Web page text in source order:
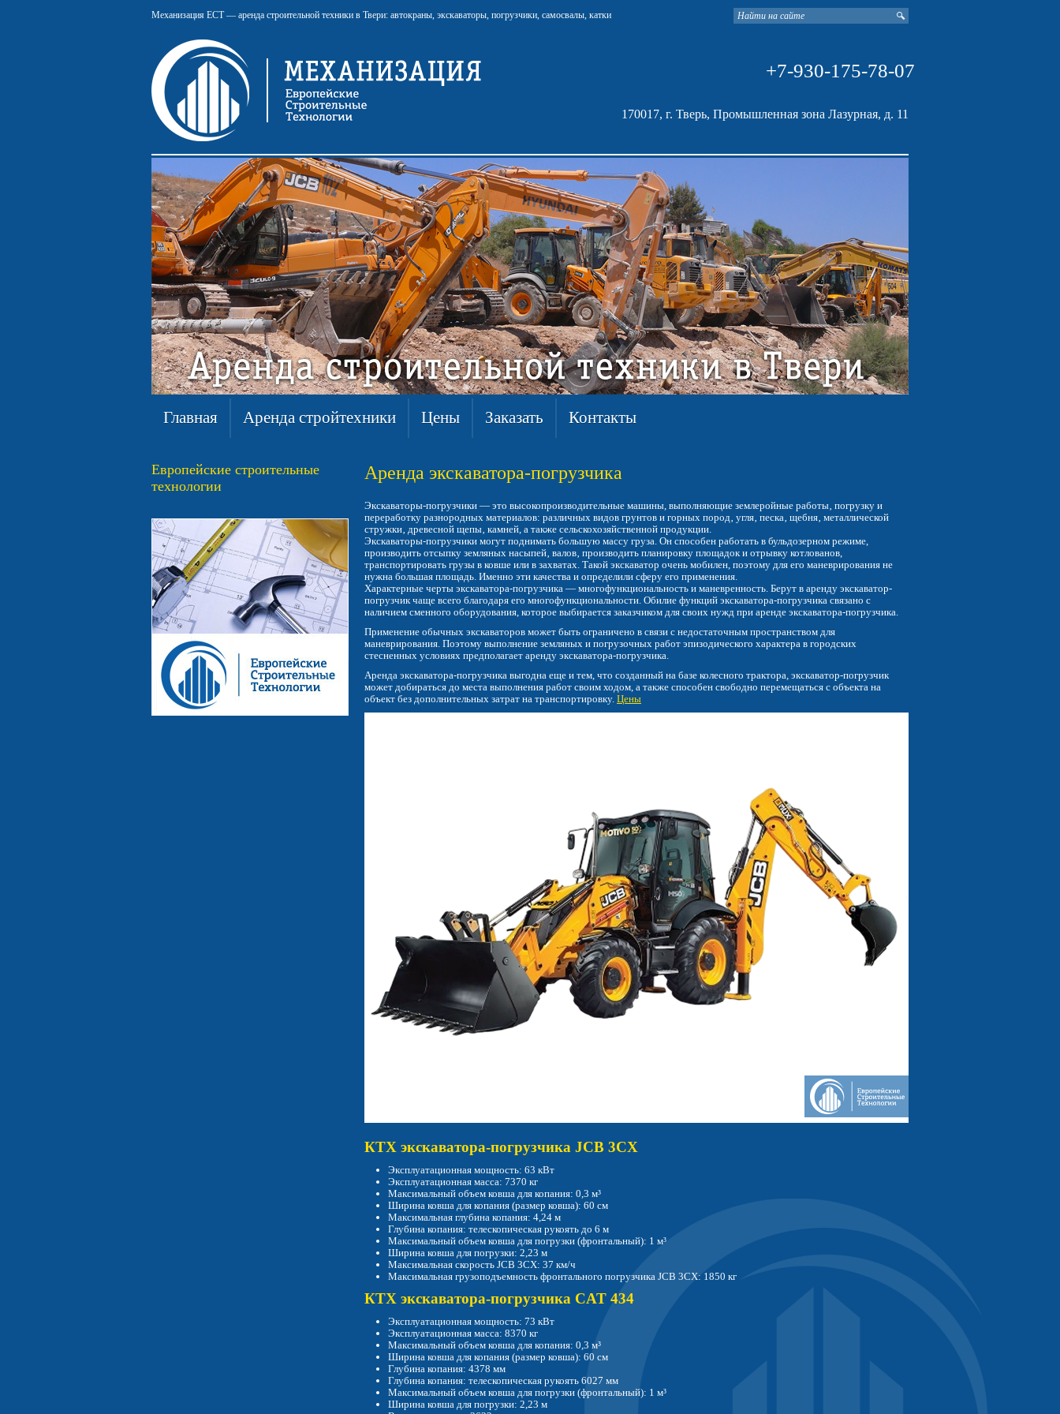
Механизация ЕСТ — аренда строительной техники в Твери: автокраны, экскаваторы, погрузчики, самосвалы, катки
+7-930-175-78-07
170017, г. Тверь, Промышленная зона Лазурная, д. 11
Главная
Главная Аренда стройтехники
Аренда стройтехники Цены
Цены Заказать
Заказать Контакты
Контакты
Европейские строительные
технологии
Аренда экскаватора-погрузчика
Экскаваторы-погрузчики — это высокопроизводительные машины, выполняющие землеройные работы‚ погрузку и
переработку разнородных материалов: различных видов грунтов и горных пород‚ угля‚ песка‚ щебня‚ металлической
стружки‚ древесной щепы‚ камней, а также сельскохозяйственной продукции.
Экскаваторы-погрузчики могут поднимать большую массу груза. Он способен работать в бульдозерном режиме,
производить отсыпку земляных насыпей‚ валов‚ производить планировку площадок и отрывку котлованов,
транспортировать грузы в ковше или в захватах. Такой экскаватор очень мобилен, поэтому для его маневрирования не
нужна большая площадь. Именно эти качества и определили сферу его применения.
Характерные черты экскаватора-погрузчика — многофункциональность и маневренность. Берут в аренду экскаватор-
погрузчик чаще всего благодаря его многофункциональности. Обилие функций экскаватора-погрузчика связано с
наличием сменного оборудования, которое выбирается заказчиком для своих нужд при аренде экскаватора-погрузчика.
Применение обычных экскаваторов может быть ограничено в связи с недостаточным пространством для
маневрирования. Поэтому выполнение земляных и погрузочных работ эпизодического характера в городских
стесненных условиях предполагает аренду экскаватора-погрузчика.
Аренда экскаватора-погрузчика выгодна еще и тем, что созданный на базе колесного трактора, экскаватор-погрузчик
может добираться до места выполнения работ своим ходом, а также способен свободно перемещаться с объекта на
объект без дополнительных затрат на транспортировку. Цены
КТХ экскаватора-погрузчика JCB 3CX
Эксплуатационная мощность: 63 кВт
Эксплуатационная масса: 7370 кг
Максимальный объем ковша для копания: 0,3 м³
Ширина ковша для копания (размер ковша): 60 см
Максимальная глубина копания: 4,24 м
Глубина копания: телескопическая рукоять до 6 м
Максимальный объем ковша для погрузки (фронтальный): 1 м³
Ширина ковша для погрузки: 2,23 м
Максимальная скорость JCB 3СХ: 37 км/ч
Максимальная грузоподъемность фронтального погрузчика JCB 3СХ: 1850 кг
КТХ экскаватора-погрузчика CAT 434
Эксплуатационная мощность: 73 кВт
Эксплуатационная масса: 8370 кг
Максимальный объем ковша для копания: 0,3 м³
Ширина ковша для копания (размер ковша): 60 см
Глубина копания: 4378 мм
Глубина копания: телескопическая рукоять 6027 мм
Максимальный объем ковша для погрузки (фронтальный): 1 м³
Ширина ковша для погрузки: 2,23 м